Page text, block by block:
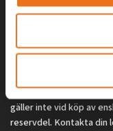
Alla priser på tillbehör
gäller inte vid köp av
reservdel. Kontakta din